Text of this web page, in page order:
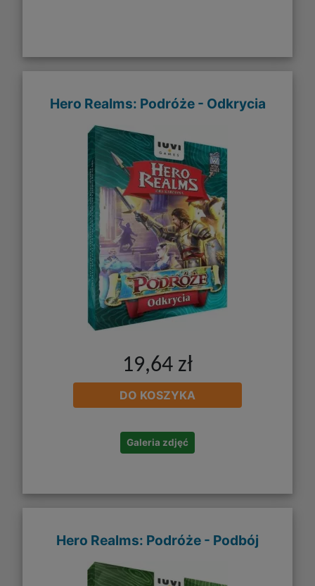
Hero Realms: Podróże - Odkrycia
19,64 zł
DO KOSZYKA
Galeria zdjęć
Hero Realms: Podróże - Podbój